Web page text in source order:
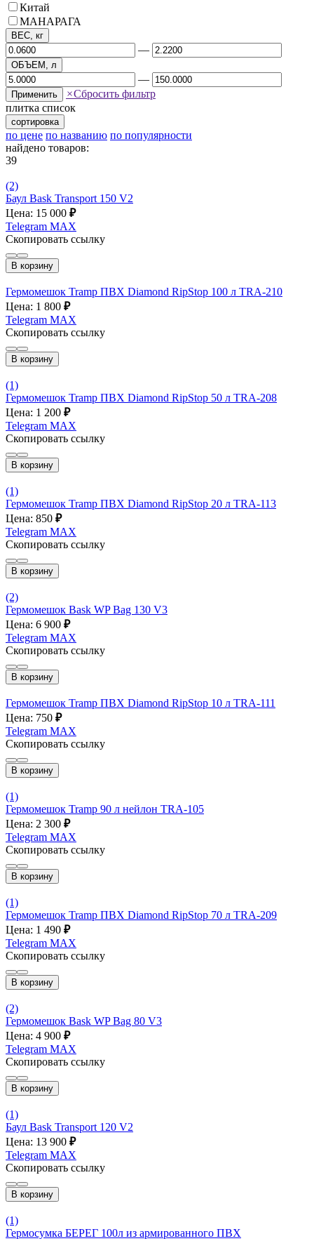
Китай
МАНАРАГА
ВЕС, кг
—
ОБЪЕМ, л
—
Применить ×Сбросить фильтр
плитка список
сортировка
по цене по названию по популярности
найдено товаров:
39
(2)
Баул Bask Transport 150 V2
Цена: 15 000 ₽
Telegram MAX
Скопировать ссылку
В корзину
Гермомешок Tramp ПВХ Diamond RipStop 100 л TRA-210
Цена: 1 800 ₽
Telegram MAX
Скопировать ссылку
В корзину
(1)
Гермомешок Tramp ПВХ Diamond RipStop 50 л TRA-208
Цена: 1 200 ₽
Telegram MAX
Скопировать ссылку
В корзину
(1)
Гермомешок Tramp ПВХ Diamond RipStop 20 л TRA-113
Цена: 850 ₽
Telegram MAX
Скопировать ссылку
В корзину
(2)
Гермомешок Bask WP Bag 130 V3
Цена: 6 900 ₽
Telegram MAX
Скопировать ссылку
В корзину
Гермомешок Tramp ПВХ Diamond RipStop 10 л TRA-111
Цена: 750 ₽
Telegram MAX
Скопировать ссылку
В корзину
(1)
Гермомешок Tramp 90 л нейлон TRA-105
Цена: 2 300 ₽
Telegram MAX
Скопировать ссылку
В корзину
(1)
Гермомешок Tramp ПВХ Diamond RipStop 70 л TRA-209
Цена: 1 490 ₽
Telegram MAX
Скопировать ссылку
В корзину
(2)
Гермомешок Bask WP Bag 80 V3
Цена: 4 900 ₽
Telegram MAX
Скопировать ссылку
В корзину
(1)
Баул Bask Transport 120 V2
Цена: 13 900 ₽
Telegram MAX
Скопировать ссылку
В корзину
(1)
Гермосумка БЕРЕГ 100л из армированного ПВХ